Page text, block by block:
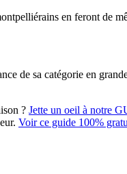
en feront de
de sa catégorie en
? Jette un oeil à notre
Voir ce guide 100%